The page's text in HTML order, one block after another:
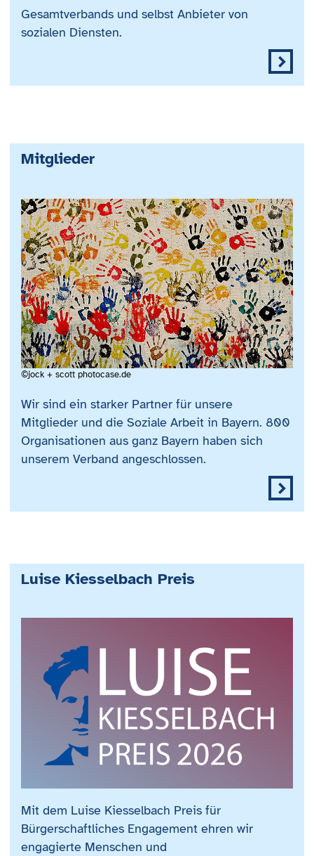
Gesamtverbands und selbst Anbieter von
sozialen Diensten.
Mitglieder
©jock + scott photocase.de
Wir sind ein starker Partner für unsere
Mitglieder und die Soziale Arbeit in Bayern. 800
Organisationen aus ganz Bayern haben sich
unserem Verband angeschlossen.
Luise Kiesselbach Preis
Mit dem Luise Kiesselbach Preis für
Bürgerschaftliches Engagement ehren wir
engagierte Menschen und